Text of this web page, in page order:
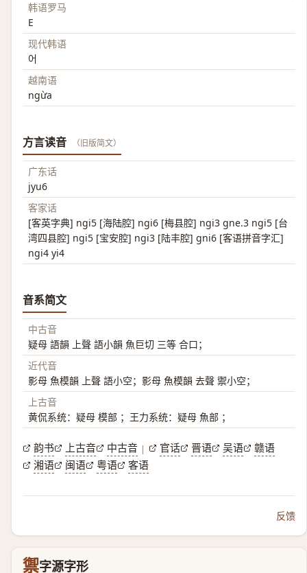
韩语罗马
E
现代韩语
어
越南语
ngừa
方言读音 （旧版简文）
广东话
jyu6
客家话
[客英字典] ngi5 [海陆腔] ngi6 [梅县腔] ngi3 gne.3 ngi5 [台
湾四县腔] ngi5 [宝安腔] ngi3 [陆丰腔] gni6 [客语拼音字汇]
ngi4 yi4
音系简文
中古音
疑母 語韻 上聲 語小韻 魚巨切 三等 合口；
近代音
影母 魚模韻 上聲 語小空；影母 魚模韻 去聲 禦小空；
上古音
黄侃系统：疑母 模部 ；王力系统：疑母 魚部 ；
韵书 上古音 中古音 | 官话 晋语 吴语
赣语
湘语
闽语 粤语 客语
反馈
禦字源字形